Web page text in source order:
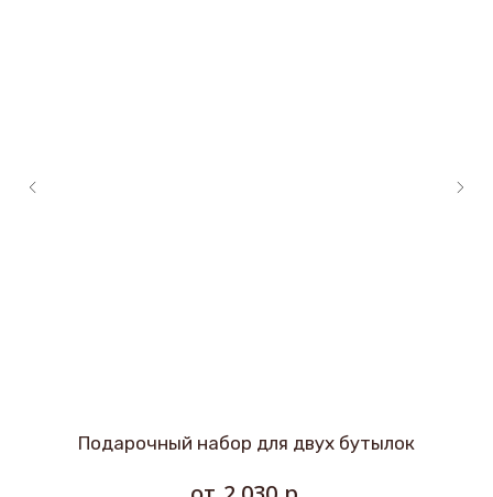
Подарочный набор для двух бутылок